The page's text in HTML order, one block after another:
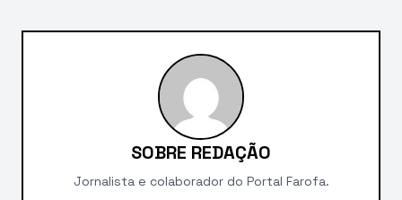
SOBRE REDAÇÃO
Jornalista e colaborador do Portal Farofa.